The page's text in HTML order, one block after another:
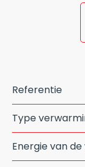
Referentie
Type
Energie van